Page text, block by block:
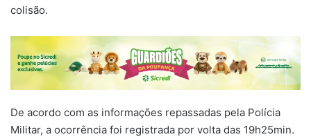
colisão.
De acordo com as informações repassadas pela Polícia
Militar, a ocorrência foi registrada por volta das 19h25min.